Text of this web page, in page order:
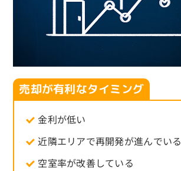
売却が有利なタイミング
金利が低い
近隣エリアで再開発が進んでいる
空室率が改善している